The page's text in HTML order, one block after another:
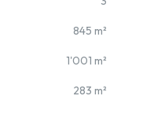
845 m²
1'001 m²
283 m²